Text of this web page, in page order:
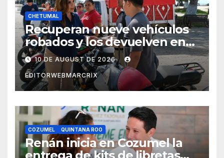
CHETUMAL
Recuperan nueve vehículos
robados y los devuelven en
Chetumal
10 DE AUGUST DE 2026
EDITORWEBMARCRIX
COZUMEL QUINTANA ROO
Renán inicia en Cozumel la